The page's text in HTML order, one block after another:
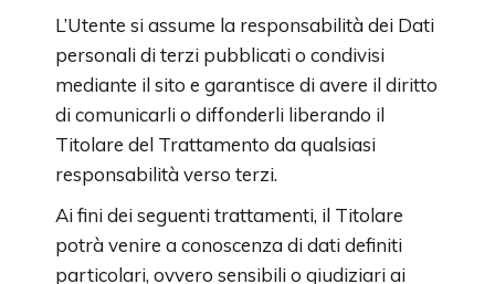
L’Utente si assume la responsabilità dei Dati
personali di terzi pubblicati o condivisi
mediante il sito e garantisce di avere il diritto
di comunicarli o diffonderli liberando il
Titolare del Trattamento da qualsiasi
responsabilità verso terzi.
Ai fini dei seguenti trattamenti, il Titolare
potrà venire a conoscenza di dati definiti
particolari, ovvero sensibili o giudiziari ai